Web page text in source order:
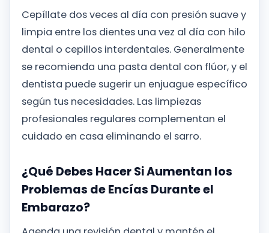
Cepíllate dos veces al día con presión suave y
limpia entre los dientes una vez al día con hilo
dental o cepillos interdentales. Generalmente
se recomienda una pasta dental con flúor, y el
dentista puede sugerir un enjuague específico
según tus necesidades. Las limpiezas
profesionales regulares complementan el
cuidado en casa eliminando el sarro.
¿Qué Debes Hacer Si Aumentan los
Problemas de Encías Durante el
Embarazo?